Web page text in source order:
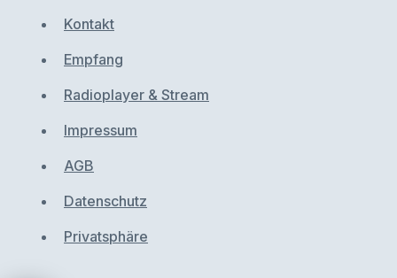
Kontakt
Empfang
Radioplayer & Stream
Impressum
AGB
Datenschutz
Privatsphäre